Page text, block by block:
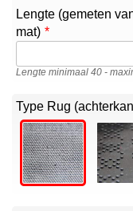
Lengte (gemeten
mat)
Lengte minimaal 40 -
Type Rug